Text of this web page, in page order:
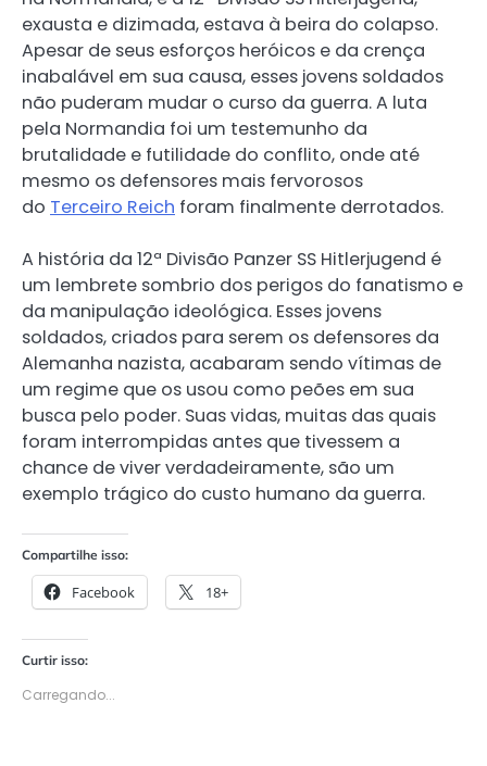
exausta e dizimada, estava à beira do colapso.
Apesar de seus esforços heróicos e da crença
inabalável em sua causa, esses jovens soldados
não puderam mudar o curso da guerra. A luta
pela Normandia foi um testemunho da
brutalidade e futilidade do conflito, onde até
mesmo os defensores mais fervorosos
do Terceiro Reich foram finalmente derrotados.
A história da 12ª Divisão Panzer SS Hitlerjugend é
um lembrete sombrio dos perigos do fanatismo e
da manipulação ideológica. Esses jovens
soldados, criados para serem os defensores da
Alemanha nazista, acabaram sendo vítimas de
um regime que os usou como peões em sua
busca pelo poder. Suas vidas, muitas das quais
foram interrompidas antes que tivessem a
chance de viver verdadeiramente, são um
exemplo trágico do custo humano da guerra.
Compartilhe isso:
Facebook 18+
Curtir isso:
Carregando...